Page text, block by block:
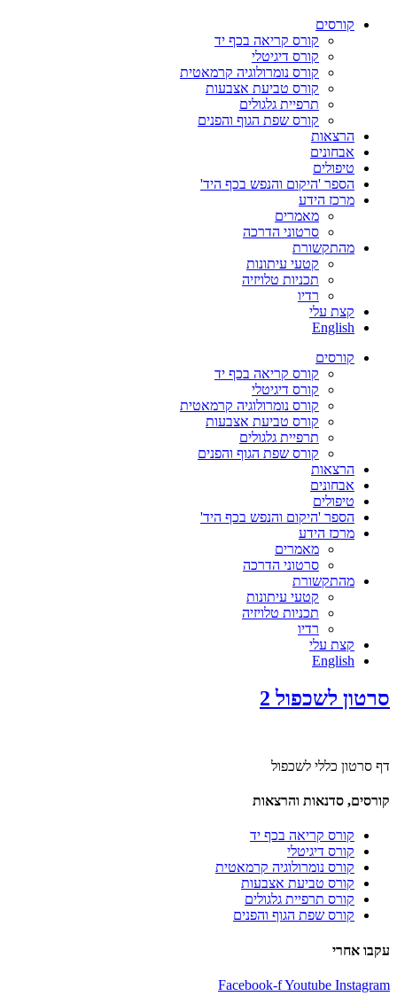
קורסים
קורס קריאה בכף יד
קורס דיגיטלי
קורס נומרולוגיה קרמאטית
קורס טביעת אצבעות
תרפיית גלגולים
קורס שפת הגוף והפנים
הרצאות
אבחונים
טיפולים
הספר 'היקום והנפש בכף היד'
מרכז הידע
מאמרים
סרטוני הדרכה
מהתקשורת
קטעי עיתונות
תכניות טלויזיה
רדיו
קצת עלי
English
קורסים
קורס קריאה בכף יד
קורס דיגיטלי
קורס נומרולוגיה קרמאטית
קורס טביעת אצבעות
תרפיית גלגולים
קורס שפת הגוף והפנים
הרצאות
אבחונים
טיפולים
הספר 'היקום והנפש בכף היד'
מרכז הידע
מאמרים
סרטוני הדרכה
מהתקשורת
קטעי עיתונות
תכניות טלויזיה
רדיו
קצת עלי
English
סרטון לשכפול 2
דף סרטון כללי לשכפול
קורסים, סדנאות והרצאות
קורס קריאה בכף יד
קורס דיגיטלי
קורס נומרולוגיה קרמאטית
קורס טביעת אצבעות
קורס תרפיית גלגולים
קורס שפת הגוף והפנים
עקבו אחרי
Facebook-fYoutube Instagram